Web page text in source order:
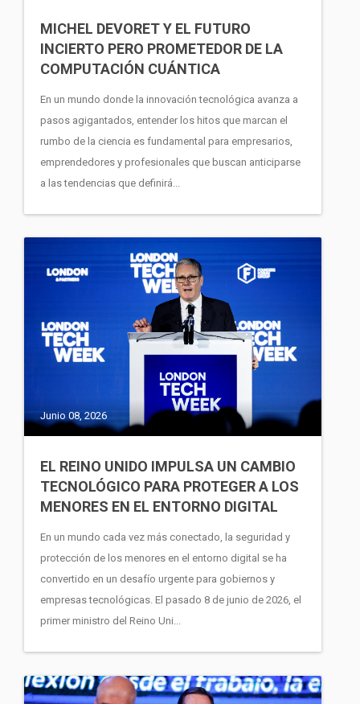
MICHEL DEVORET Y EL FUTURO
INCIERTO PERO PROMETEDOR DE LA
COMPUTACIÓN CUÁNTICA
En un mundo donde la innovación tecnológica avanza a
pasos agigantados, entender los hitos que marcan el
rumbo de la ciencia es fundamental para empresarios,
emprendedores y profesionales que buscan anticiparse
a las tendencias que definirá...
Junio 08, 2026
EL REINO UNIDO IMPULSA UN CAMBIO
TECNOLÓGICO PARA PROTEGER A LOS
MENORES EN EL ENTORNO DIGITAL
En un mundo cada vez más conectado, la seguridad y
protección de los menores en el entorno digital se ha
convertido en un desafío urgente para gobiernos y
empresas tecnológicas. El pasado 8 de junio de 2026, el
primer ministro del Reino Uni...